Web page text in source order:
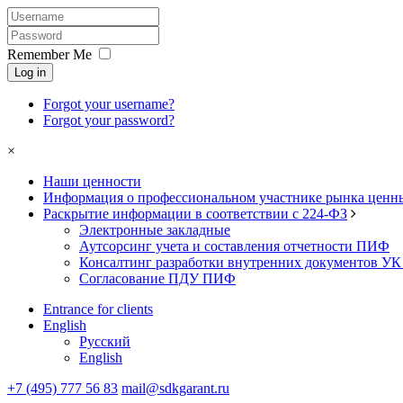
Remember Me
Log in
Forgot your username?
Forgot your password?
×
Наши ценности
Информация о профессиональном участнике рынка
Раскрытие информации в соответствии с 224-ФЗ
Электронные закладные
Аутсорсинг учета и составления отчетности ПИФ
Консалтинг разработки внутренних документов
Согласование ПДУ ПИФ
Entrance for clients
English
Русский
English
+7 (495) 777 56 83 mail@sdkgarant.ru